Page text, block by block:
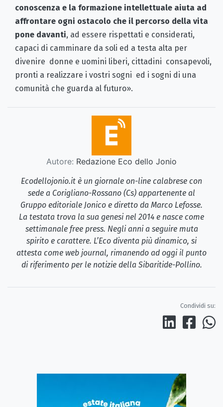
conoscenza e la formazione intellettuale aiuta ad
affrontare ogni ostacolo che il percorso della vita
pone davanti, ad essere rispettati e considerati,
capaci di camminare da soli ed a testa alta per
divenire donne e uomini liberi, cittadini consapevoli,
pronti a realizzare i vostri sogni ed i sogni di una
comunità che guarda al futuro».
Autore: Redazione Eco dello Jonio
Ecodellojonio.it è un giornale on-line calabrese con
sede a Corigliano-Rossano (Cs) appartenente al
Gruppo editoriale Jonico e diretto da Marco Lefosse.
La testata trova la sua genesi nel 2014 e nasce come
settimanale free press. Negli anni a seguire muta
spirito e carattere. L’Eco diventa più dinamico, si
attesta come web journal, rimanendo ad oggi il punto
di riferimento per le notizie della Sibaritide-Pollino.
Condividi su: